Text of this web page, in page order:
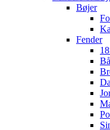
Bøjer
Fender